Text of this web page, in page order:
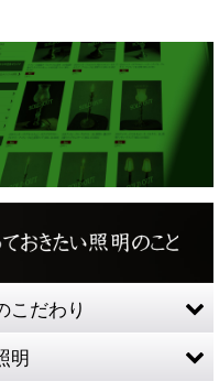
こだわり
明